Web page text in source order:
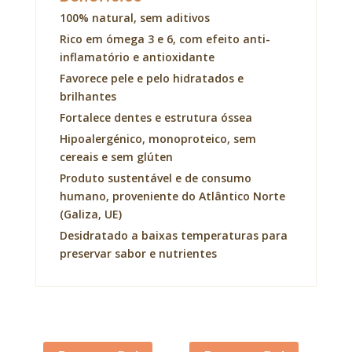
100% natural, sem aditivos
Rico em ómega 3 e 6, com efeito anti-
inflamatório e antioxidante
Favorece pele e pelo hidratados e
brilhantes
Fortalece dentes e estrutura óssea
Hipoalergénico, monoproteico, sem
cereais e sem glúten
Produto sustentável e de consumo
humano, proveniente do Atlântico Norte
(Galiza, UE)
Desidratado a baixas temperaturas para
preservar sabor e nutrientes